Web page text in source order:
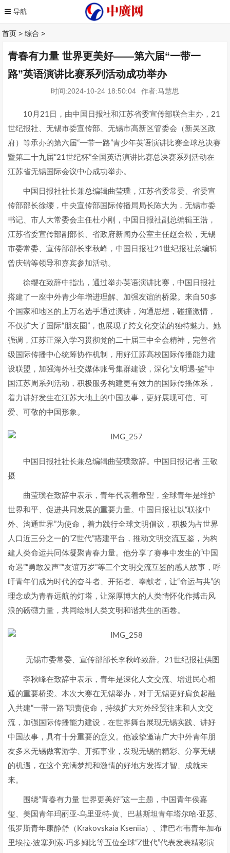
首页 >综合 >
青春有力量 世界更美好——第六届“一带一
路”英语演讲比赛系列活动成功举办
时间:2024-10-24 18:50:04 作者:马慧思
10月21日，由中国日报社和江苏省委宣传部联合主办，21
世纪报社、无锡市委宣传部、无锡市高新区管委会（新吴区政
府）等承办的第六届“一带一路”青少年英语演讲比赛全球总决赛
暨第二十九届“21世纪杯”全国英语演讲比赛总决赛系列活动在
江苏省无锡国际会议中心成功举办。
中国日报社社长兼总编辑曲莹璞，江苏省委常委、省委宣
传部部长徐缨，中央宣传部国际传播局局长陈大为，无锡市委
书记、市人大常委会主任杜小刚，中国日报社副总编辑王浩，
江苏省委宣传部副部长、省政府新闻办公室主任赵金松，无锡
市委常委、宣传部部长李秋峰，中国日报社21世纪报社总编辑
曾庆锴等领导和嘉宾参加活动。
徐缨在致辞中指出，通过举办英语演讲比赛，中国日报社
搭建了一座中外青少年增进理解、加强友谊的桥梁。来自50多
个国家和地区的上万名选手通过演讲，沟通思想，碰撞激情，
不仅扩大了国际“朋友圈”，也展现了跨文化交流的独特魅力。她
强调，江苏正深入学习贯彻党的二十届三中全会精神，完善省
级国际传播中心统筹协作机制，用好江苏高校国际传播能力建
设联盟，加强海外社交媒体账号集群建设，深化“文明遇·鉴”中
国江苏周系列活动，积极服务构建更有效力的国际传播体系，
着力讲好发生在江苏大地上的中国故事，更好展现可信、可
爱、可敬的中国形象。
中国日报社社长兼总编辑曲莹璞致辞。中国日报记者 王敬
摄
曲莹璞在致辞中表示，青年代表着希望，全球青年是维护
世界和平、促进共同发展的重要力量。中国日报社以“联接中
外、沟通世界”为使命，着力践行全球文明倡议，积极为占世界
人口近三分之一的“Z世代”搭建平台，推动文明交流互鉴，为构
建人类命运共同体凝聚青春力量。他分享了赛事中发生的“中国
奇遇”“勇敢发声”“友谊万岁”等三个文明交流互鉴的感人故事，呼
吁青年们成为时代的奋斗者、开拓者、奉献者，让“命运与共”的
理念成为青春远航的灯塔，让深厚博大的人类情怀化作搏击风
浪的磅礴力量，共同绘制人类文明和谐共生的画卷。
无锡市委常委、宣传部部长李秋峰致辞。21世纪报社供图
李秋峰在致辞中表示，青年是深化人文交流、增进民心相
通的重要桥梁。本次大赛在无锡举办，对于无锡更好肩负起融
入共建“一带一路”职责使命，持续扩大对外经贸往来和人文交
流，加强国际传播能力建设，在世界舞台展现无锡实践、讲好
中国故事，具有十分重要的意义。他诚挚邀请广大中外青年朋
友多来无锡做客游学、开拓事业，发现无锡的精彩、分享无锡
的机遇，在这个充满梦想和激情的好地方发挥才智、成就未
来。
围绕“青春有力量 世界更美好”这一主题，中国青年侯嘉
玺、美国青年玛丽亚·乌里亚特·黄、巴基斯坦青年塔尔哈·亚瑟、
俄罗斯青年康静舒（Krakovskaia Kseniia）、津巴布韦青年加布
里埃拉·波塞列索·玛多姆比等五位全球“Z世代”代表发表精彩演